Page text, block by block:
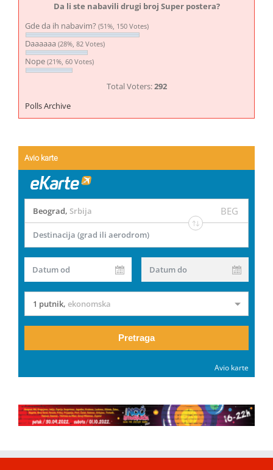
Da li ste nabavili drugi broj Super postera?
Gde da ih nabavim? (51%, 150 Votes)
Daaaaaa (28%, 82 Votes)
Nope (21%, 60 Votes)
Total Voters:292
Polls Archive
Avio karte
Beograd, Srbija BEG
Destinacija (grad ili aerodrom)
Datum od Datum do
1 putnik, ekonomska
Pretraga
Avio karte